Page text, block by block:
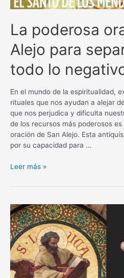
La poderosa
Alejo para
todo lo
En el mundo de la espiritualidad,
rituales que nos ayudan a alejar
que nos perjudica y dificulta
de los recursos más poderosos
oración de San Alejo. Esta
por su capacidad para …
La
oración
San
Alejo
para
separar
y
alejar
todo
Leer más »